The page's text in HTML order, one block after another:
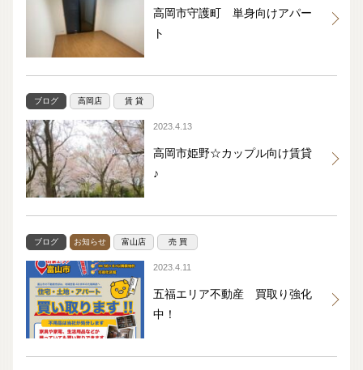
高岡市守護町 単身向けアパー
ト
ブログ 高岡店 賃 貸
2023.4.13
高岡市姫野☆カップル向け賃貸
♪
ブログ お知らせ 富山店 売 買
2023.4.11
五福エリア不動産 買取り強化
中！